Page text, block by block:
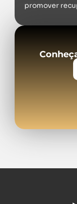
promover